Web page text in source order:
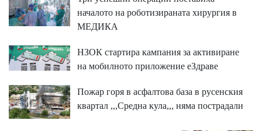
началото на роботизираната хирургия в
МЕДИКА
НЗОК стартира кампания за активиране
на мобилното приложение еЗдраве
Пожар горя в асфалтова база в русенския
квартал ,,,Средна кула,,, няма пострадали